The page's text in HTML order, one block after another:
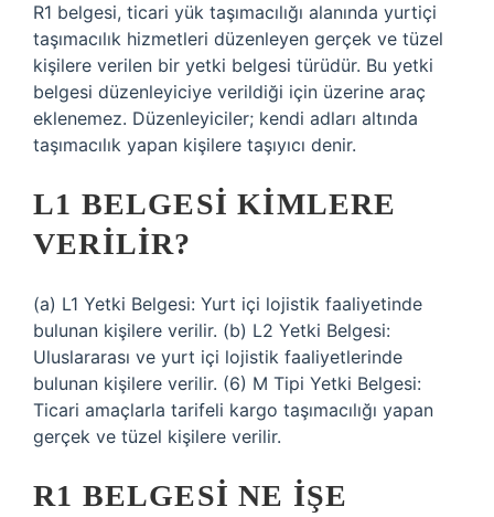
R1 belgesi, ticari yük taşımacılığı alanında yurtiçi
taşımacılık hizmetleri düzenleyen gerçek ve tüzel
kişilere verilen bir yetki belgesi türüdür. Bu yetki
belgesi düzenleyiciye verildiği için üzerine araç
eklenemez. Düzenleyiciler; kendi adları altında
taşımacılık yapan kişilere taşıyıcı denir.
L1 BELGESI KIMLERE
VERILIR?
(a) L1 Yetki Belgesi: Yurt içi lojistik faaliyetinde
bulunan kişilere verilir. (b) L2 Yetki Belgesi:
Uluslararası ve yurt içi lojistik faaliyetlerinde
bulunan kişilere verilir. (6) M Tipi Yetki Belgesi:
Ticari amaçlarla tarifeli kargo taşımacılığı yapan
gerçek ve tüzel kişilere verilir.
R1 BELGESI NE IŞE